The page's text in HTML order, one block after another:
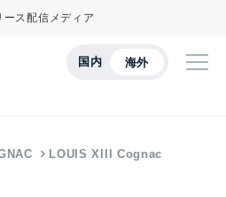
ス配信メディア
国内 海外
LOUIS XIII Cognac